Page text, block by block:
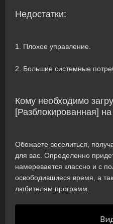
Недостатки:
1. Плохое управление.
2. Большие системные
Кому необходимо
[Разблокированная]
Обожаете веселиться,
для вас. Определенно
намеревается классно и с
освободившиеся время, а
любителям программ.